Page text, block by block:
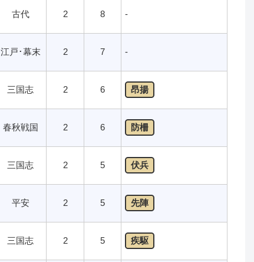
古代 2 8 -
江戸･幕末 2 7 -
三国志 2 6 昂揚
春秋戦国 2 6 防柵
三国志 2 5 伏兵
平安 2 5 先陣
三国志 2 5 疾駆